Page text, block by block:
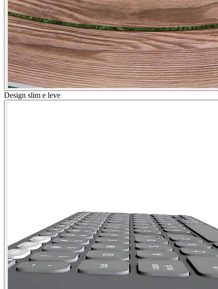
Design slim e leve